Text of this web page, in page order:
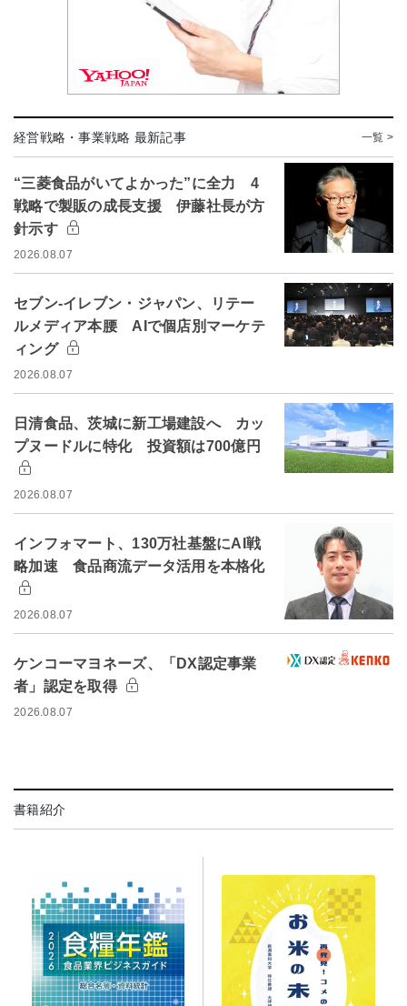
経営戦略・事業戦略 最新記事 一覧 >
“三菱食品がいてよかった”に全力 4
戦略で製販の成長支援 伊藤社長が方
針示す
2026.08.07
セブン-イレブン・ジャパン、リテー
ルメディア本腰 AIで個店別マーケテ
ィング
2026.08.07
日清食品、茨城に新工場建設へ カッ
プヌードルに特化 投資額は700億円
2026.08.07
インフォマート、130万社基盤にAI戦
略加速 食品商流データ活用を本格化
2026.08.07
ケンコーマヨネーズ、「DX認定事業
者」認定を取得
2026.08.07
書籍紹介